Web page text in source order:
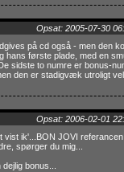
Opsat: 2005-07-30
på cd også - men den
hans første plade, med en
sidste to numre er bonus-
den er stadigvæk utroligt
Opsat: 2006-02-01
vist ik'...BON JOVI
spørger du mig...
bonus...